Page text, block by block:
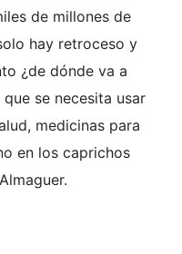
de millones de
hay retroceso y
¿de dónde va a
se necesita usar
medicinas para
en los caprichos